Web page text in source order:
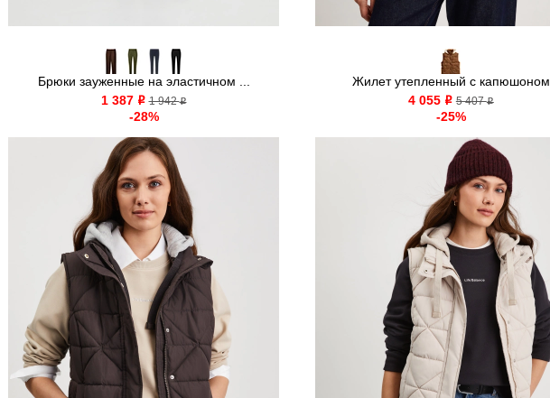
Брюки зауженные на эластичном ...
1 387 o 1 942o
-28%
Жилет утепленный с капюшоном
4 055 o 5 407o
-25%